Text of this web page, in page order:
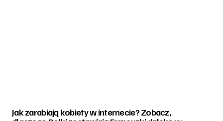
Jak zarabiają kobiety w internecie? Zobacz,